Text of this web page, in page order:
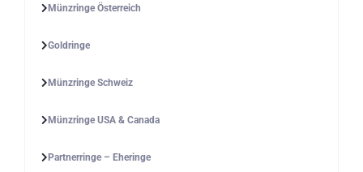
Münzringe Österreich
Goldringe
Münzringe Schweiz
Münzringe USA & Canada
Partnerringe – Eheringe